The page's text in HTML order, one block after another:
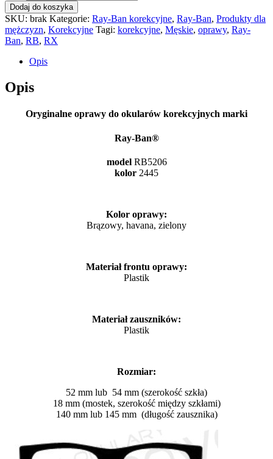
Dodaj do koszyka
SKU: brak Kategorie: Ray-Ban korekcyjne, Ray-Ban, Produkty dla
mężczyzn, Korekcyjne Tagi: korekcyjne, Męskie, oprawy, Ray-
Ban, RB, RX
Opis
Opis
Oryginalne oprawy do okularów korekcyjnych marki
Ray-Ban®
modelRB5206
kolor 2445
Kolor oprawy:
Brązowy, havana, zielony
Materiał frontu oprawy:
Plastik
Materiał zauszników:
Plastik
Rozmiar:
52 mm lub 54 mm (szerokość szkła)
18 mm (mostek, szerokość między szkłami)
140 mm lub 145 mm (długość zausznika)